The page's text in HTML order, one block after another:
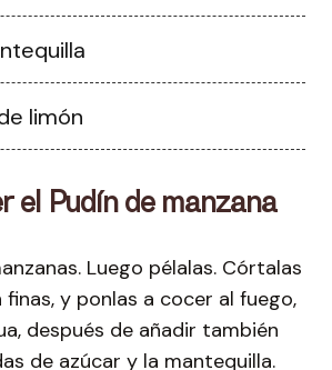
limón
el Pudín de manzana
Luego pélalas. Córtalas
finas, y ponlas a cocer al fuego,
después de añadir también
de azúcar y la mantequilla.